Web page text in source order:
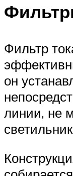
Фильтр
он
линии, не